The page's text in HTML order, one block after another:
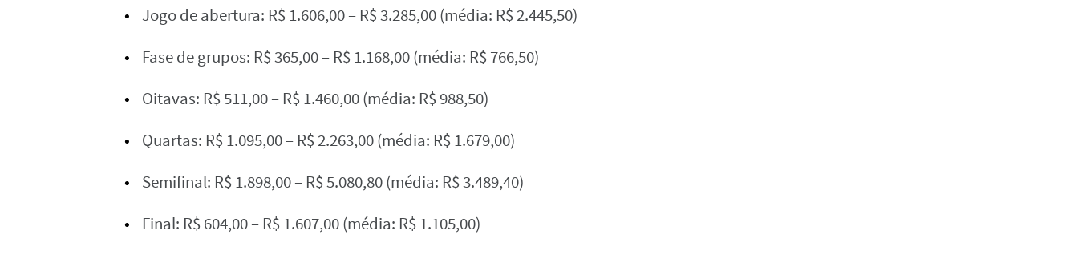
Jogo de abertura: R$ 1.606,00 – R$ 3.285,00 (média: R$ 2.445,50)
Fase de grupos: R$ 365,00 – R$ 1.168,00 (média: R$ 766,50)
Oitavas: R$ 511,00 – R$ 1.460,00 (média: R$ 988,50)
Quartas: R$ 1.095,00 – R$ 2.263,00 (média: R$ 1.679,00)
Semifinal: R$ 1.898,00 – R$ 5.080,80 (média: R$ 3.489,40)
Final: R$ 604,00 – R$ 1.607,00 (média: R$ 1.105,00)